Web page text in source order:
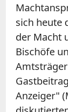
sich heute
der Macht
Bischöfe
Anzeiger"